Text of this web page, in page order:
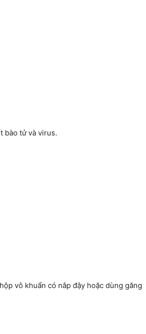
bào tử và virus.
vô khuẩn có nắp đậy hoặc dùng găng